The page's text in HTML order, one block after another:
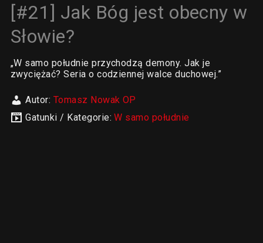
[#21] Jak Bóg jest obecny w
Słowie?
„W samo południe przychodzą demony. Jak je
zwyciężać? Seria o codziennej walce duchowej.”
Autor: Tomasz Nowak OP
Gatunki / Kategorie:W samo południe